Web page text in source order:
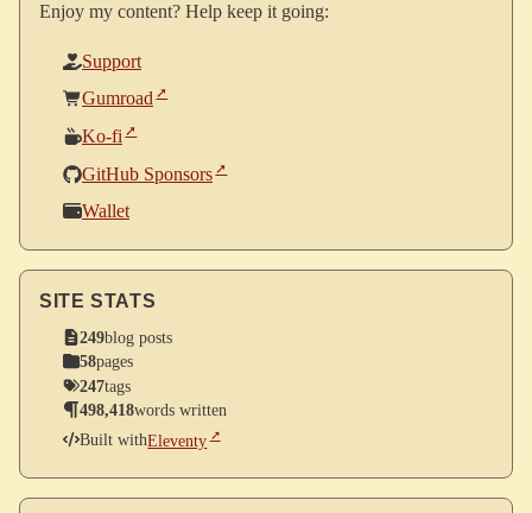
Enjoy my content? Help keep it going:
Support
Gumroad
Ko-fi
GitHub Sponsors
Wallet
SITE STATS
249blog posts
58pages
247tags
498,418words written
Built withEleventy